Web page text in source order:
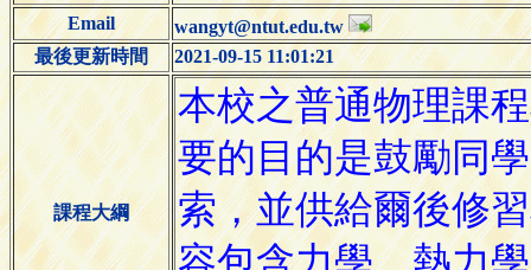
Email
wangyt@ntut.edu.tw
最後更新時間
2021-09-15 11:01:21
課程大綱